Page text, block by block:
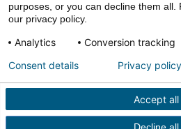
© Stradus
Privacy- & cookiepolicy
Disclaimer
Conditions de vente
purposes, or you can decline them
our privacy policy.
Analytics Conversion tracking
Accept all
Decline all
Consent details Privacy policy